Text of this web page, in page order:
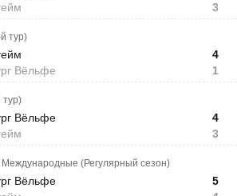
3
тур)
Вёльфе
4
1
тур)
Вёльфе
4
3
(Регулярный сезон)
Вёльфе
5